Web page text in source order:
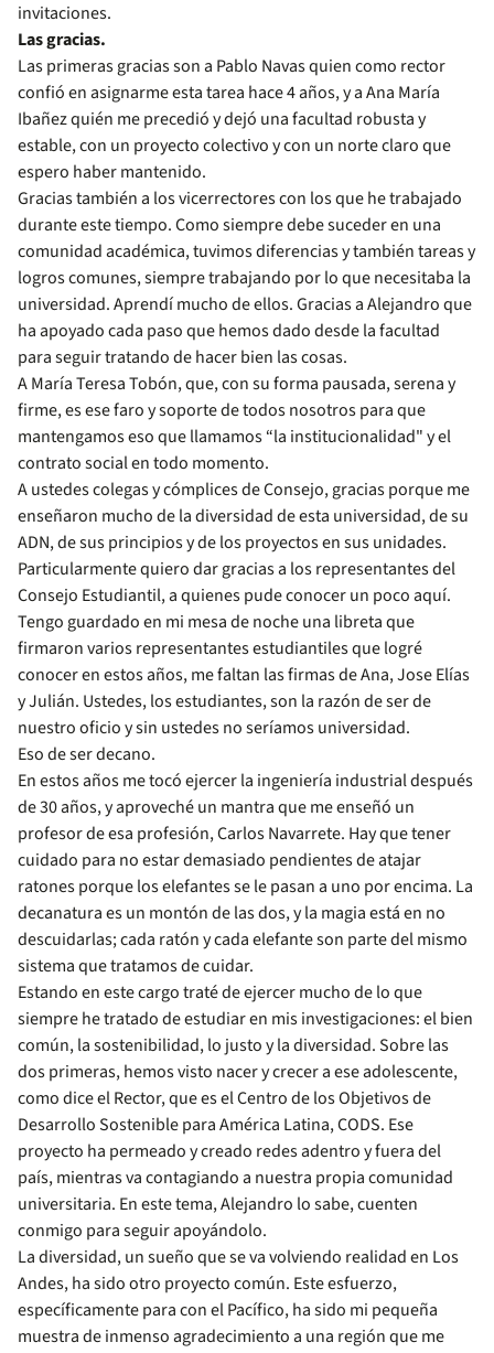
invitaciones.
Las gracias.
Las primeras gracias son a Pablo Navas quien como rector
confió en asignarme esta tarea hace 4 años, y a Ana María
Ibañez quién me precedió y dejó una facultad robusta y
estable, con un proyecto colectivo y con un norte claro que
espero haber mantenido.
Gracias también a los vicerrectores con los que he trabajado
durante este tiempo. Como siempre debe suceder en una
comunidad académica, tuvimos diferencias y también tareas y
logros comunes, siempre trabajando por lo que necesitaba la
universidad. Aprendí mucho de ellos. Gracias a Alejandro que
ha apoyado cada paso que hemos dado desde la facultad
para seguir tratando de hacer bien las cosas.
A María Teresa Tobón, que, con su forma pausada, serena y
firme, es ese faro y soporte de todos nosotros para que
mantengamos eso que llamamos “la institucionalidad" y el
contrato social en todo momento.
A ustedes colegas y cómplices de Consejo, gracias porque me
enseñaron mucho de la diversidad de esta universidad, de su
ADN, de sus principios y de los proyectos en sus unidades.
Particularmente quiero dar gracias a los representantes del
Consejo Estudiantil, a quienes pude conocer un poco aquí.
Tengo guardado en mi mesa de noche una libreta que
firmaron varios representantes estudiantiles que logré
conocer en estos años, me faltan las firmas de Ana, Jose Elías
y Julián. Ustedes, los estudiantes, son la razón de ser de
nuestro oficio y sin ustedes no seríamos universidad.
Eso de ser decano.
En estos años me tocó ejercer la ingeniería industrial después
de 30 años, y aproveché un mantra que me enseñó un
profesor de esa profesión, Carlos Navarrete. Hay que tener
cuidado para no estar demasiado pendientes de atajar
ratones porque los elefantes se le pasan a uno por encima. La
decanatura es un montón de las dos, y la magia está en no
descuidarlas; cada ratón y cada elefante son parte del mismo
sistema que tratamos de cuidar.
Estando en este cargo traté de ejercer mucho de lo que
siempre he tratado de estudiar en mis investigaciones: el bien
común, la sostenibilidad, lo justo y la diversidad. Sobre las
dos primeras, hemos visto nacer y crecer a ese adolescente,
como dice el Rector, que es el Centro de los Objetivos de
Desarrollo Sostenible para América Latina, CODS. Ese
proyecto ha permeado y creado redes adentro y fuera del
país, mientras va contagiando a nuestra propia comunidad
universitaria. En este tema, Alejandro lo sabe, cuenten
conmigo para seguir apoyándolo.
La diversidad, un sueño que se va volviendo realidad en Los
Andes, ha sido otro proyecto común. Este esfuerzo,
específicamente para con el Pacífico, ha sido mi pequeña
muestra de inmenso agradecimiento a una región que me